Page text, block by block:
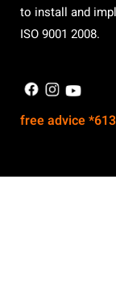
to install and
ISO 9001 2008.
free advice